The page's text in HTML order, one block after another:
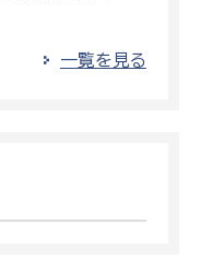
一覧を見る